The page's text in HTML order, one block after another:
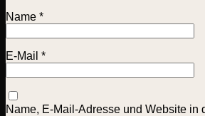
Name *
E-Mail *
Name, E-Mail-Adresse und Website in